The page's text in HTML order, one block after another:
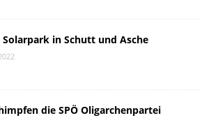
in Schutt und Asche
die SPÖ Oligarchenpartei